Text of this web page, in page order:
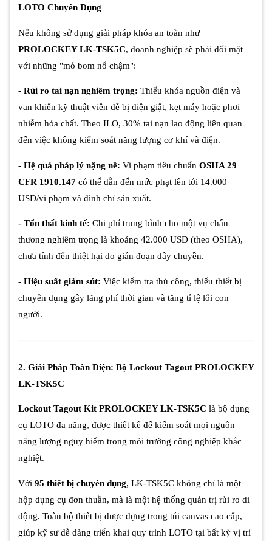
LOTO Chuyên Dụng
Nếu không sử dụng giải pháp khóa an toàn như
PROLOCKEY LK-TSK5C, doanh nghiệp sẽ phải đối mặt
với những "mỏ bom nổ chậm":
- Rủi ro tai nạn nghiêm trọng: Thiếu khóa nguồn điện và
van khiến kỹ thuật viên dễ bị điện giật, kẹt máy hoặc phơi
nhiễm hóa chất. Theo ILO, 30% tai nạn lao động liên quan
đến việc không kiểm soát năng lượng cơ khí và điện.
- Hệ quả pháp lý nặng nề: Vi phạm tiêu chuẩn OSHA 29
CFR 1910.147 có thể dẫn đến mức phạt lên tới 14.000
USD/vi phạm và đình chỉ sản xuất.
- Tổn thất kinh tế: Chi phí trung bình cho một vụ chấn
thương nghiêm trọng là khoảng 42.000 USD (theo OSHA),
chưa tính đến thiệt hại do gián đoạn dây chuyền.
- Hiệu suất giảm sút: Việc kiểm tra thủ công, thiếu thiết bị
chuyên dụng gây lãng phí thời gian và tăng tỉ lệ lỗi con
người.
2. Giải Pháp Toàn Diện: Bộ Lockout Tagout PROLOCKEY
LK-TSK5C
Lockout Tagout Kit PROLOCKEY LK-TSK5C là bộ dụng
cụ LOTO đa năng, được thiết kế để kiểm soát mọi nguồn
năng lượng nguy hiểm trong môi trường công nghiệp khắc
nghiệt.
Với 95 thiết bị chuyên dụng, LK-TSK5C không chỉ là một
hộp dụng cụ đơn thuần, mà là một hệ thống quản trị rủi ro di
động. Toàn bộ thiết bị được đựng trong túi canvas cao cấp,
giúp kỹ sư dễ dàng triển khai quy trình LOTO tại bất kỳ vị trí